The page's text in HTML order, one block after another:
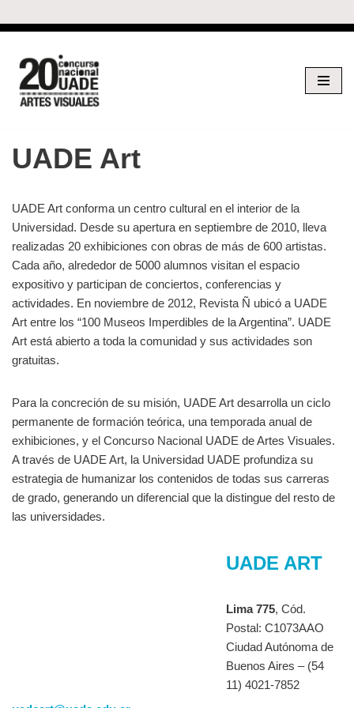
Saltar
al
contenido
UADE Art
UADE Art conforma un centro cultural en el interior de la
Universidad. Desde su apertura en septiembre de 2010, lleva
realizadas 20 exhibiciones con obras de más de 600 artistas.
Cada año, alrededor de 5000 alumnos visitan el espacio
expositivo y participan de conciertos, conferencias y
actividades. En noviembre de 2012, Revista Ñ ubicó a UADE
Art entre los “100 Museos Imperdibles de la Argentina”. UADE
Art está abierto a toda la comunidad y sus actividades son
gratuitas.
Para la concreción de su misión, UADE Art desarrolla un ciclo
permanente de formación teórica, una temporada anual de
exhibiciones, y el Concurso Nacional UADE de Artes Visuales.
A través de UADE Art, la Universidad UADE profundiza su
estrategia de humanizar los contenidos de todas sus carreras
de grado, generando un diferencial que la distingue del resto de
las universidades.
UADE ART
Lima 775, Cód.
Postal: C1073AAO
Ciudad Autónoma de
Buenos Aires – (54
11) 4021-7852